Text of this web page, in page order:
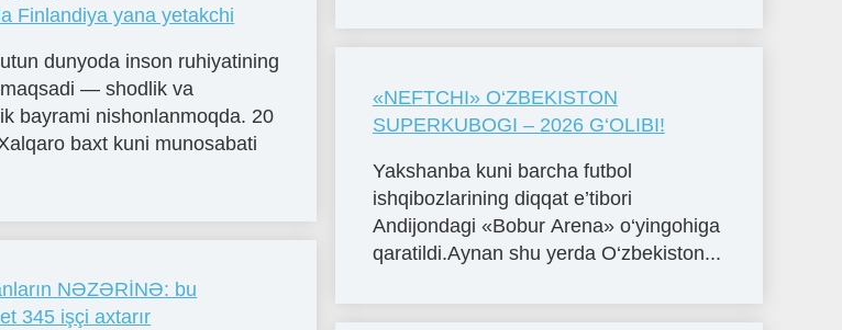
Finlandiya yana yetakchi
dunyoda inson ruhiyatining
— shodlik va
bayrami nishonlanmoqda. 20
baxt kuni munosabati
NƏZƏRİNƏ: bu
345 işçi axtarır
«NЕFTCHI» O‘ZBЕKISTON
SUPЕRKUBOGI – 2026 G‘OLIBI!
Yakshanba kuni barcha futbol
ishqibozlarining diqqat e’tibori
Andijondagi «Bobur Arena» o‘yingohiga
qaratildi.Aynan shu yerda O‘zbekiston...